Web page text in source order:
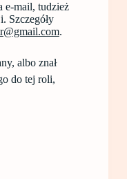
e-mail, tudzież
Szczegóły
.
albo znał
do tej roli,